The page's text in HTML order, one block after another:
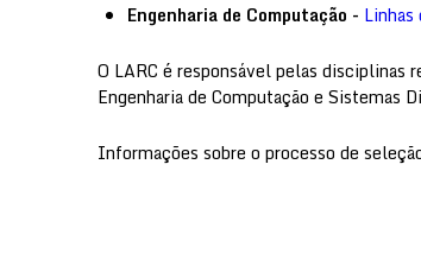
Engenharia de Computação - Linhas
O LARC é responsável pelas disciplinas
Engenharia de Computação e Sistemas
Informações sobre o processo de